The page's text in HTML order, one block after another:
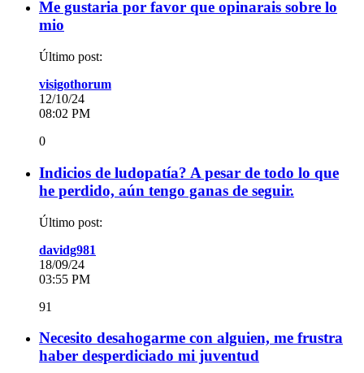
Me gustaria por favor que opinarais sobre lo
mio
Último post:
visigothorum
12/10/24
08:02 PM
0
Indicios de ludopatía? A pesar de todo lo que
he perdido, aún tengo ganas de seguir.
Último post:
davidg981
18/09/24
03:55 PM
91
Necesito desahogarme con alguien, me frustra
haber desperdiciado mi juventud